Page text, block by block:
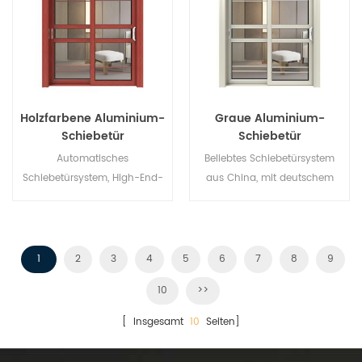
Holzfarbene Aluminium-
Schiebetür
Automatisches
Schiebetürsystem, High-End-
Graue Aluminium-
Schiebetür
Beliebtes Schiebetürsystem
aus China, mit deutschem
1
2 3 4 5 6 7 8 9
10 >>
[ Insgesamt 10 Seiten]